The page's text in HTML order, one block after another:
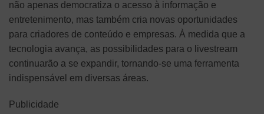
não apenas democratiza o acesso à informação e
entretenimento, mas também cria novas oportunidades
para criadores de conteúdo e empresas. À medida que a
tecnologia avança, as possibilidades para o livestream
continuarão a se expandir, tornando-se uma ferramenta
indispensável em diversas áreas.
Publicidade